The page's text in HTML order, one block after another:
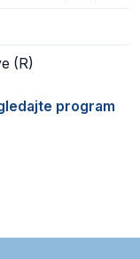
(R)
program